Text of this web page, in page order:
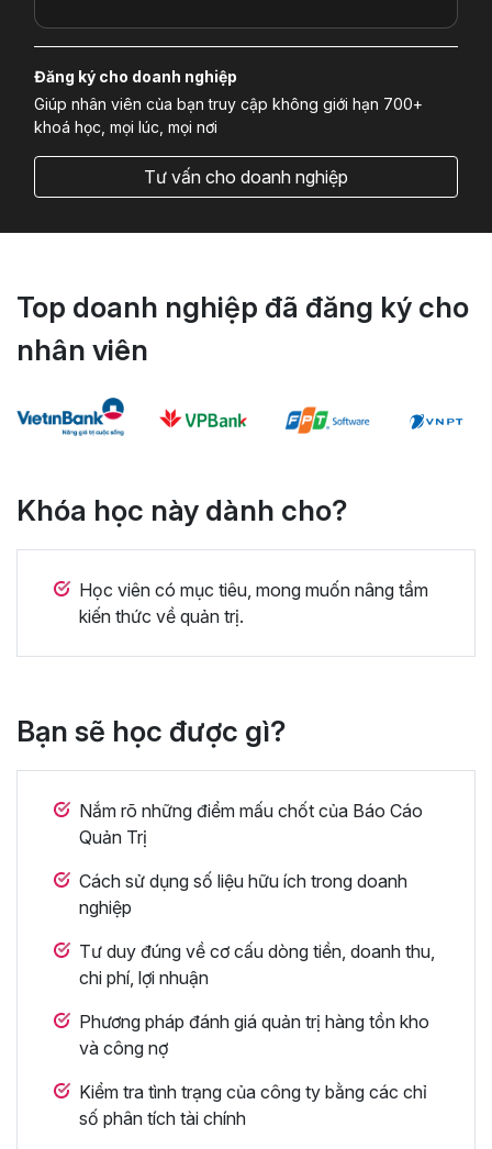
Đăng ký cho doanh nghiệp
Giúp nhân viên của bạn truy cập không giới hạn 700+
khoá học, mọi lúc, mọi nơi
Tư vấn cho doanh nghiệp
Top doanh nghiệp đã đăng ký cho
nhân viên
Khóa học này dành cho?
Học viên có mục tiêu, mong muốn nâng tầm
kiến thức về quản trị.
Bạn sẽ học được gì?
Nắm rõ những điểm mấu chốt của Báo Cáo
Quản Trị
Cách sử dụng số liệu hữu ích trong doanh
nghiệp
Tư duy đúng về cơ cấu dòng tiền, doanh thu,
chi phí, lợi nhuận
Phương pháp đánh giá quản trị hàng tồn kho
và công nợ
Kiểm tra tình trạng của công ty bằng các chỉ
số phân tích tài chính